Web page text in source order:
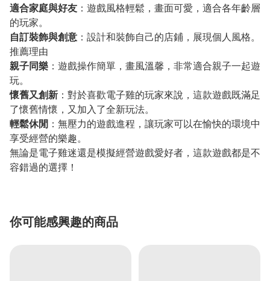
適合家庭與好友 ：遊戲風格輕鬆，畫面可愛，適合各年齡層
的玩家。
自訂裝飾與創意 ：設計和裝飾自己的店鋪，展現個人風格。
推薦理由
親子同樂 ：遊戲操作簡單，畫風溫馨，非常適合親子一起遊
玩。
懷舊又創新 ：對於喜歡電子雞的玩家來說，這款遊戲既滿足
了懷舊情懷，又加入了全新玩法。
輕鬆休閒 ：無壓力的遊戲進程，讓玩家可以在愉快的環境中
享受經營的樂趣。
無論是電子雞迷還是模擬經營遊戲愛好者，這款遊戲都是不
容錯過的選擇！
你可能感興趣的商品